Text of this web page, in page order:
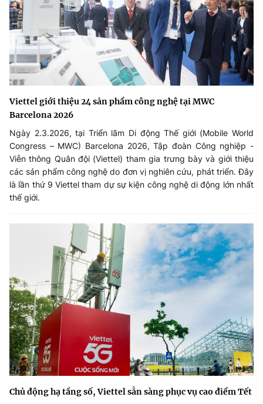
Viettel giới thiệu 24 sản phẩm công nghệ tại MWC
Barcelona 2026
Ngày 2.3.2026, tại Triển lãm Di động Thế giới (Mobile World
Congress – MWC) Barcelona 2026, Tập đoàn Công nghiệp -
Viễn thông Quân đội (Viettel) tham gia trưng bày và giới thiệu
các sản phẩm công nghệ do đơn vị nghiên cứu, phát triển. Đây
là lần thứ 9 Viettel tham dự sự kiện công nghệ di động lớn nhất
thế giới.
Chủ động hạ tầng số, Viettel sẵn sàng phục vụ cao điểm Tết